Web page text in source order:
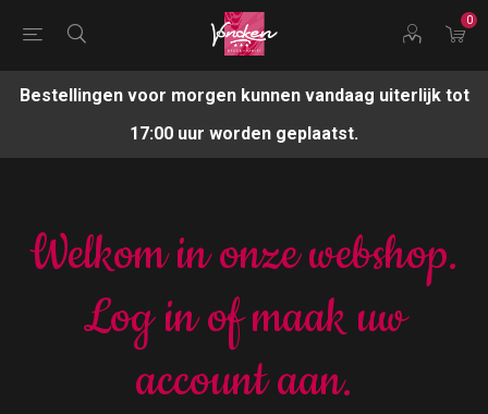
0
Bestellingen voor morgen kunnen vandaag uiterlijk tot
17:00 uur worden geplaatst.
Welkom in onze webshop.
Log in of maak uw
account aan.